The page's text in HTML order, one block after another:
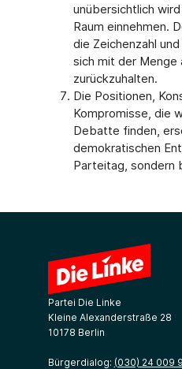
unübersichtlich
Raum einnehmen.
die Zeichenzahl
sich mit der Menge
zurückzuhalten.
Die Positionen,
Kompromisse, die
Debatte finden,
demokratischen
Parteitag, sondern
Partei Die Linke
Kleine Alexanderstraße 28
10178 Berlin
Bürgerdialog: (030) 24 009